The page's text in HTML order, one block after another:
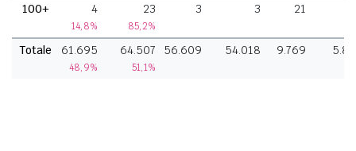
100+ 4
14,8%
23
85,2%
3 3 21
Totale 61.695
48,9%
64.507
51,1%
56.609 54.018 9.769